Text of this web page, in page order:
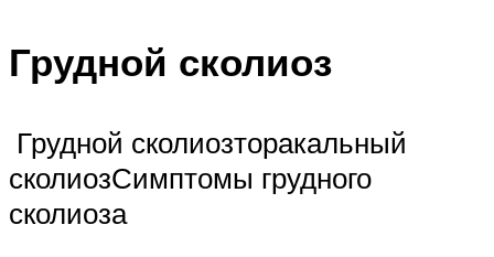
Грудной сколиоз
Грудной сколиозторакальный
сколиозСимптомы грудного
сколиоза